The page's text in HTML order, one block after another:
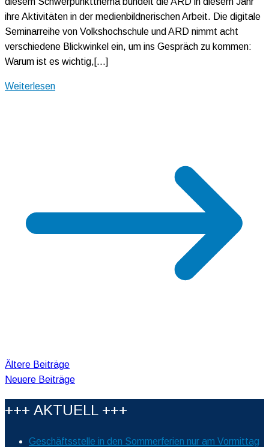
ihre Aktivitäten in der medienbildnerischen Arbeit. Die digitale
Seminarreihe von Volkshochschule und ARD nimmt acht
verschiedene Blickwinkel ein, um ins Gespräch zu kommen:
Warum ist es wichtig,[…]
Weiterlesen
Beitragsnavigation
Ältere Beiträge
Neuere Beiträge
+++ AKTUELL +++
Geschäftsstelle in den Sommerferien nur am Vormittag